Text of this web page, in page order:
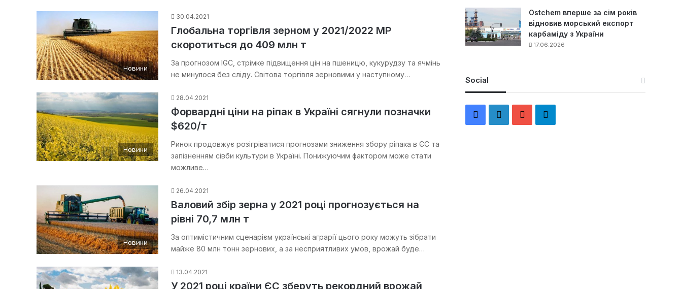
Новини
30.04.2021
Глобальна торгівля зерном у 2021/2022 МР
скоротиться до 409 млн т
За прогнозом IGC, стрімке підвищення цін на пшеницю, кукурудзу та ячмінь
не минулося без сліду. Світова торгівля зерновими у наступному…
Новини
28.04.2021
Форвардні ціни на ріпак в Україні сягнули позначки
$620/т
Ринок продовжує розігріватися прогнозами зниження збору ріпака в ЄС та
запізненням сівби культури в Україні. Понижуючим фактором може стати
можливе…
Новини
26.04.2021
Валовий збір зерна у 2021 році прогнозується на
рівні 70,7 млн т
За оптимістичним сценарієм українські аграрії цього року можуть зібрати
майже 80 млн тонн зернових, а за несприятливих умов, врожай буде…
13.04.2021
У 2021 році країни ЄС зберуть рекордний врожай
Ostchem вперше за сім років
відновив морський експорт
карбаміду з України
17.06.2026
Social